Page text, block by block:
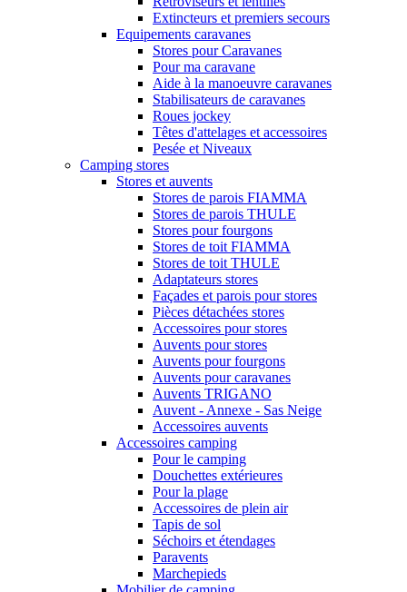
Extincteurs et premiers secours
Equipements caravanes
Stores pour Caravanes
Pour ma caravane
Aide à la manoeuvre caravanes
Stabilisateurs de caravanes
Roues jockey
Têtes d'attelages et accessoires
Pesée et Niveaux
Camping stores
Stores et auvents
Stores de parois FIAMMA
Stores de parois THULE
Stores pour fourgons
Stores de toit FIAMMA
Stores de toit THULE
Adaptateurs stores
Façades et parois pour stores
Pièces détachées stores
Accessoires pour stores
Auvents pour stores
Auvents pour fourgons
Auvents pour caravanes
Auvents TRIGANO
Auvent - Annexe - Sas Neige
Accessoires auvents
Accessoires camping
Pour le camping
Douchettes extérieures
Pour la plage
Accessoires de plein air
Tapis de sol
Séchoirs et étendages
Paravents
Marchepieds